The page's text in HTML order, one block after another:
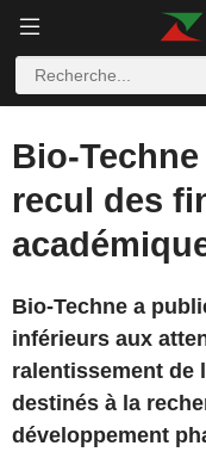
Bio-
recul des
Bio-Techne a
inférieurs aux
ralentissement de
destinés à la
développement